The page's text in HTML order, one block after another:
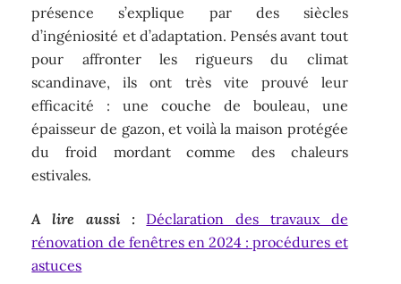
présence s’explique par des siècles
d’ingéniosité et d’adaptation. Pensés avant tout
pour affronter les rigueurs du climat
scandinave, ils ont très vite prouvé leur
efficacité : une couche de bouleau, une
épaisseur de gazon, et voilà la maison protégée
du froid mordant comme des chaleurs
estivales.
A lire aussi :
Déclaration des travaux de
rénovation de fenêtres en 2024 : procédures et
astuces